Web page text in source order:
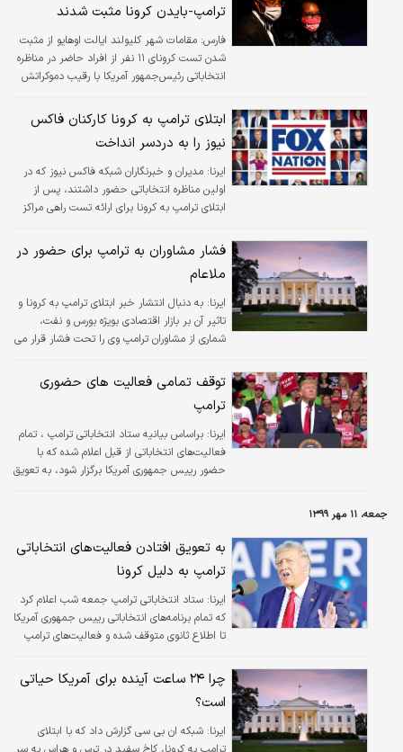
ترامپ-بایدن کرونا مثبت شدند
فارس: مقامات شهر کلیولند ایالت اوهایو از مثبت
شدن تست کرونای ۱۱ نفر از افراد حاضر در مناظره
انتخاباتی رئیس‌جمهور آمریکا با رقیب دموکراتش
ابتلای ترامپ به کرونا کارکنان فاکس
نیوز را به دردسر انداخت
ایرنا: مدیران و خبرنگاران شبکه فاکس نیوز که در
اولین مناظره انتخاباتی حضور داشتند، پس از
ابتلای ترامپ به کرونا برای ارائه تست راهی مراکز
فشار مشاوران به ترامپ برای حضور در
ملاعام
ایرنا:
به دنبال انتشار خبر ابتلای ترامپ به کرونا و
تاثیر آن بر بازار اقتصادی بویژه بورس و نفت،
شماری از مشاوران ترامپ وی را تحت فشار قرار می
در ملاعام حضور یابد.
توقف تمامی فعالیت های حضوری
ترامپ
ایرنا: براساس بیانیه ستاد انتخاباتی ترامپ ، تمام
فعالیت‌های انتخاباتی از قبل اعلام شده که با
حضور رییس جمهوری آمریکا برگزار شود، به تعویق
جمعه، ۱۱ مهر ۱۳۹۹
به تعویق افتادن فعالیت‌های انتخاباتی
ترامپ به دلیل کرونا
ایرنا: ستاد انتخاباتی ترامپ جمعه شب اعلام کرد
که تمام برنامه‌های انتخاباتی رییس جمهوری آمریکا
تا اطلاع ثانوی متوقف شده و فعالیت‌های ترامپ
چرا ۲۴ ساعت آینده برای آمریکا حیاتی
است؟
ایرنا: شبکه ان بی سی گزارش داد که با ابتلای